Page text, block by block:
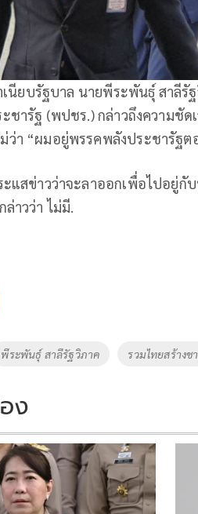
เนียบรัฐบาล นายพีระพันธุ์ สาลี
ารัฐ (พปชร.) กล่าวถึงความชัด
ว่า “ผมอยู่พรรคพลังประชารัฐต
ะแสข่าวว่าจะลาออกเพื่อไปอยู่
าวว่า ไม่มี.
พีระพันธุ์ สาลีรัฐวิภาค รวมไทยสร้างช
ง